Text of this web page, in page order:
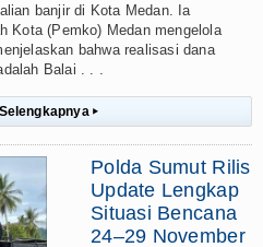
banjir di Kota Medan. Ia
Kota (Pemko) Medan mengelola
bahwa realisasi dana
Balai . . .
▸
Polda Sumut Rilis
Update Lengkap
Situasi Bencana
24–29 November